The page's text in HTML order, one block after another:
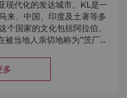
现代化的发达城市。KL是一
来、中国、印度及土著等多
个国家的文化包括阿拉伯、
被当地人亲切地称为“茨厂
写字楼、购物中心及双子塔
受家庭度假、蜜月或周年纪
多